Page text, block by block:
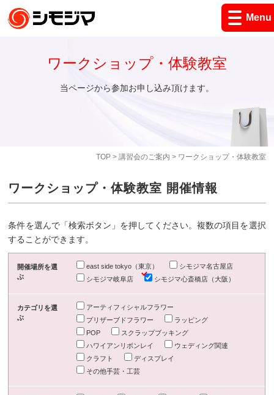
Menu
TOP> 講習会のご案内 > ワークショップ・体験教室
ワークショップ・体験教室
当ページから参加お申し込み頂けます。
ワークショップ・体験教室 開催情報
条件を選んで「検索ボタン」を押してください。複数の項目を選択
することができます。
開催場所を選
ぶ
east side tokyo（東京）
シモジマ名古屋店
シモジマ岐阜店
シモジマ心斎橋店（大阪）
カテゴリを選
ぶ
アーティフィシャルフラワー
プリザーブドフラワー
ラッピング
POP
スクラップブッキング
ハワイアンリボンレイ
ウェディング関連
クラフト
ディスプレイ
その他手芸・工芸